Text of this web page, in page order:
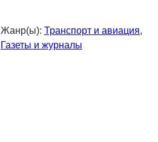
Жанр(ы): Транспорт и авиация,
Газеты и журналы